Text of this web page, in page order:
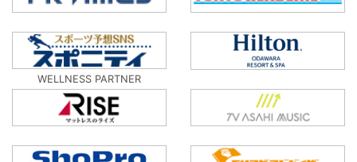
WELLNESS PARTNER